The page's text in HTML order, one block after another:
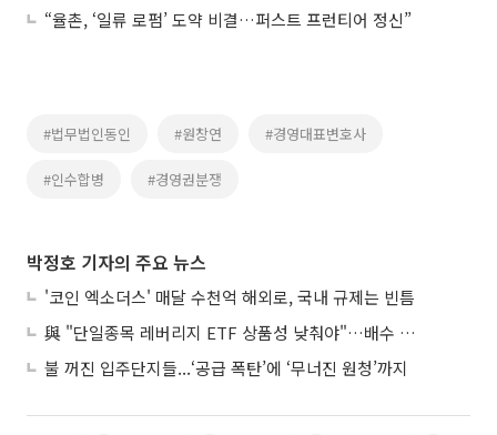
“율촌, ‘일류 로펌’ 도약 비결…퍼스트 프런티어 정신”
#법무법인동인 #원창연 #경영대표변호사
#인수합병 #경영권분쟁
박정호 기자의 주요 뉴스
'코인 엑소더스' 매달 수천억 해외로, 국내 규제는 빈틈
與 "단일종목 레버리지 ETF 상품성 낮춰야"…배수 조정안도 거론
불 꺼진 입주단지들...‘공급 폭탄’에 ‘무너진 원청’까지